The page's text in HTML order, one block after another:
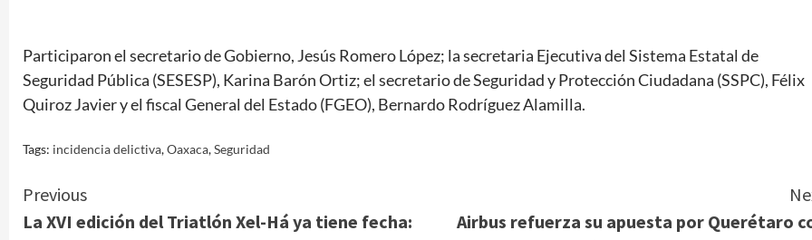
Participaron el secretario de Gobierno, Jesús Romero López; la secretaria Ejecutiva del Sistema Estatal de
Seguridad Pública (SESESP), Karina Barón Ortiz; el secretario de Seguridad y Protección Ciudadana (SSPC), Félix
Quiroz Javier y el fiscal General del Estado (FGEO), Bernardo Rodríguez Alamilla.
Tags: incidencia delictiva,Oaxaca,Seguridad
Continue
Reading
Previous
La XVI edición del Triatlón Xel-Há ya tiene fecha:
Airbus refuerza su apuesta por Querétaro